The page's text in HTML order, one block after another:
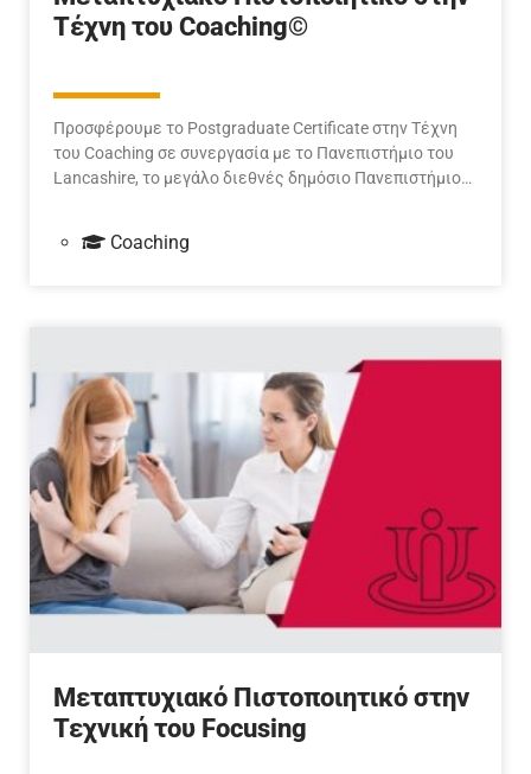
Τέχνη του Coaching©
Προσφέρουμε το Postgraduate Certificate στην Τέχνη
του Coaching σε συνεργασία με το Πανεπιστήμιο του
Lancashire, το μεγάλο διεθνές δημόσιο Πανεπιστήμιο…
Coaching
Μεταπτυχιακό Πιστοποιητικό στην
Τεχνική του Focusing